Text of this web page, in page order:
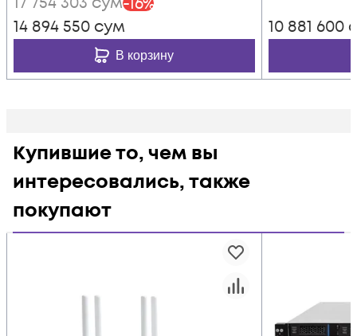
14 894 550 сум
В корзину
10 881 600
Купившие то, чем вы
интересовались, также
покупают